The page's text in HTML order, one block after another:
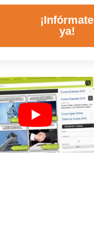
¡Infórmate
ya!